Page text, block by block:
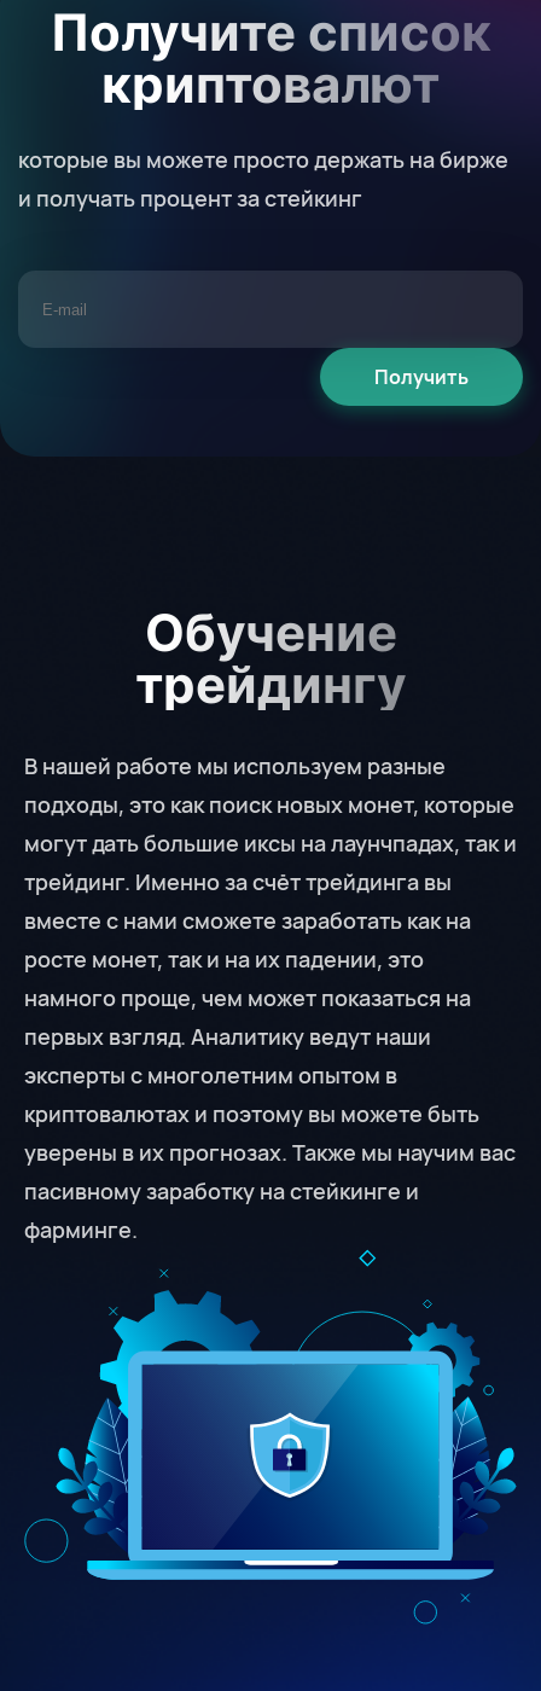
Получите список
криптовалют
которые вы можете просто держать на бирже
и получать процент за стейкинг
Обучение
трейдингу
В нашей работе мы используем разные
подходы, это как поиск новых монет, которые
могут дать большие иксы на лаунчпадах, так и
трейдинг. Именно за счёт трейдинга вы
вместе с нами сможете заработать как на
росте монет, так и на их падении, это
намного проще, чем может показаться на
первых взгляд. Аналитику ведут наши
эксперты с многолетним опытом в
криптовалютах и поэтому вы можете быть
уверены в их прогнозах. Также мы научим вас
пасивному заработку на стейкинге и
фарминге.